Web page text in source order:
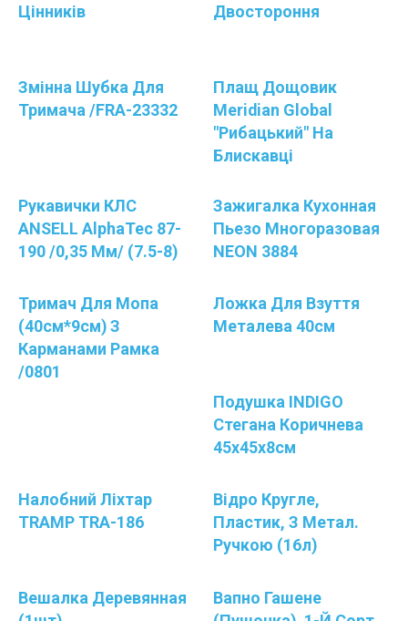
Цінників
Двостороння
Змінна Шубка Для
Тримача /FRA-23332
Плащ Дощовик
Meridian Global
"Рибацький" На
Блискавці
Рукавички КЛС
ANSELL AlphaTec 87-
190 /0,35 Мм/ (7.5-8)
Зажигалка Кухонная
Пьезо Многоразовая
NEON 3884
Тримач Для Мопа
(40см*9см) З
Карманами Рамка
/0801
Ложка Для Взуття
Металева 40см
Подушка INDIGO
Стегана Коричнева
45х45х8см
Налобний Ліхтар
TRAMP TRA-186
Відро Кругле,
Пластик, З Метал.
Ручкою (16л)
Вешалка Деревянная
Вапно Гашене